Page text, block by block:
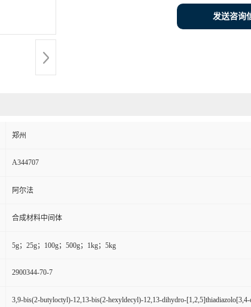
发送咨询
郑州
A344707
阿尔法
合成材料中间体
5g；25g；100g；500g；1kg；5kg
2900344-70-7
3,9-bis(2-butyloctyl)-12,13-bis(2-hexyldecyl)-12,13-dihydro-